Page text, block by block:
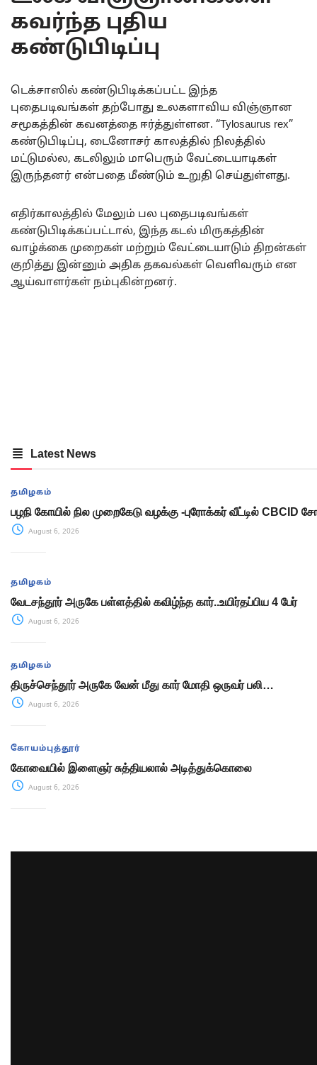
கவர்ந்த புதிய
கண்டுபிடிப்பு
டெக்சாஸில் கண்டுபிடிக்கப்பட்ட இந்த
புதைபடிவங்கள் தற்போது உலகளாவிய விஞ்ஞான
சமூகத்தின் கவனத்தை ஈர்த்துள்ளன. “Tylosaurus rex”
கண்டுபிடிப்பு, டைனோசர் காலத்தில் நிலத்தில்
மட்டுமல்ல, கடலிலும் மாபெரும் வேட்டையாடிகள்
இருந்தனர் என்பதை மீண்டும் உறுதி செய்துள்ளது.
எதிர்காலத்தில் மேலும் பல புதைபடிவங்கள்
கண்டுபிடிக்கப்பட்டால், இந்த கடல் மிருகத்தின்
வாழ்க்கை முறைகள் மற்றும் வேட்டையாடும் திறன்கள்
குறித்து இன்னும் அதிக தகவல்கள் வெளிவரும் என
ஆய்வாளர்கள் நம்புகின்றனர்.
Latest News
தமிழகம்
பழநி கோயில் நில முறைகேடு வழக்கு -புரோக்கர் வீட்டில் CBCID
August 6, 2026
தமிழகம்
வேடசந்தூர் அருகே பள்ளத்தில் கவிழ்ந்த கார்..உயிர்தப்பிய 4 பேர்
August 6, 2026
தமிழகம்
திருச்செந்தூர் அருகே வேன் மீது கார் மோதி ஒருவர் பலி…
August 6, 2026
கோயம்புத்தூர்
கோவையில் இளைஞர் சுத்தியலால் அடித்துக்கொலை
August 6, 2026